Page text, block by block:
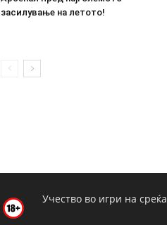
засилување на летото!
Учество во игри на